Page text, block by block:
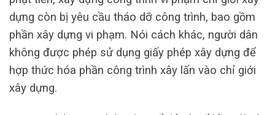
dựng còn bị yêu cầu tháo dỡ công trình, bao gồm
phần xây dựng vi phạm. Nói cách khác, người dân
không được phép sử dụng giấy phép xây dựng để
hợp thức hóa phần công trình xây lấn vào chỉ giới
xây dựng.